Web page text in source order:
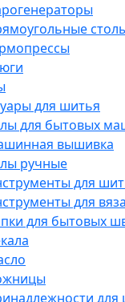
для шитья
для бытовых
вышивка
ручные
для
для
для бытовых